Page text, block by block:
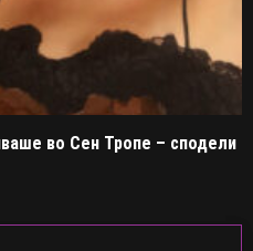
во Сен Тропе – сподели